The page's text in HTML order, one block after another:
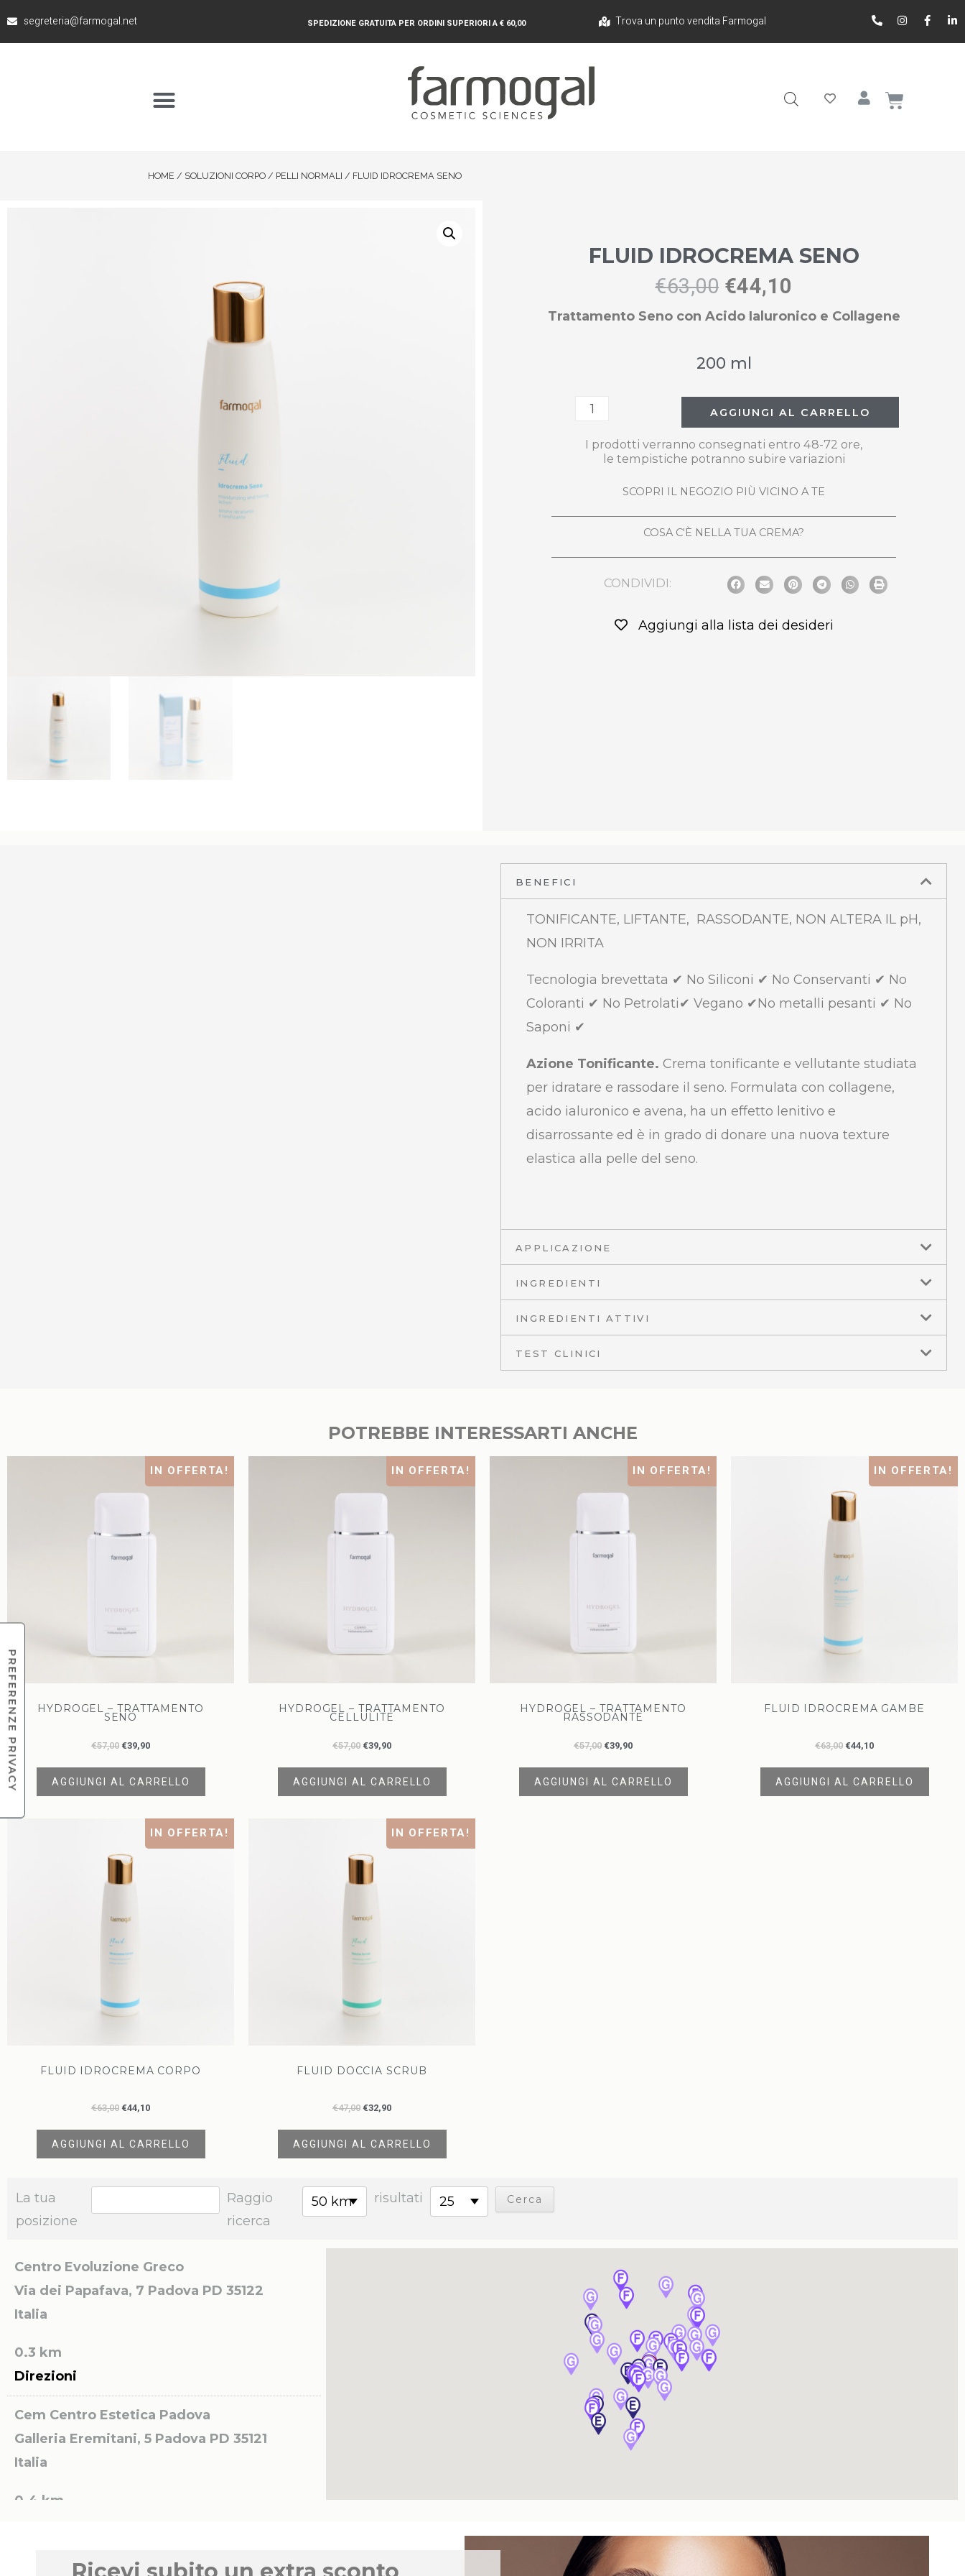
segreteria@farmogal.net SPEDIZIONE GRATUITA PER ORDINI SUPERIORI A € 60,00 Trova un punto vendita Farmogal
HOME / SOLUZIONI CORPO/ PELLI NORMALI / FLUID IDROCREMA SENO
FLUID IDROCREMA SENO
€63,00 €44,10
Trattamento Seno con Acido Ialuronico e Collagene
200 ml
AGGIUNGI AL CARRELLO
I prodotti verranno consegnati entro 48-72 ore,
le tempistiche potranno subire variazioni
SCOPRI IL NEGOZIO PIÙ VICINO A TE
COSA C'È NELLA TUA CREMA?
CONDIVIDI:
Aggiungi alla lista dei desideri
BENEFICI
TONIFICANTE, LIFTANTE, RASSODANTE, NON ALTERA IL pH,
NON IRRITA
Tecnologia brevettata ✔ No Siliconi ✔ No Conservanti ✔ No
Coloranti ✔ No Petrolati✔ Vegano ✔No metalli pesanti ✔ No
Saponi ✔
Azione Tonificante. Crema tonificante e vellutante studiata
per idratare e rassodare il seno. Formulata con collagene,
acido ialuronico e avena, ha un effetto lenitivo e
disarrossante ed è in grado di donare una nuova texture
elastica alla pelle del seno.
APPLICAZIONE
INGREDIENTI
INGREDIENTI ATTIVI
TEST CLINICI
POTREBBE INTERESSARTI ANCHE
IN OFFERTA!
HYDROGEL – TRATTAMENTO
SENO
€57,00 €39,90
AGGIUNGI AL CARRELLO
IN OFFERTA!
HYDROGEL – TRATTAMENTO
CELLULITE
€57,00 €39,90
AGGIUNGI AL CARRELLO
IN OFFERTA!
HYDROGEL – TRATTAMENTO
RASSODANTE
€57,00 €39,90
AGGIUNGI AL CARRELLO
IN OFFERTA!
FLUID IDROCREMA GAMBE
€63,00 €44,10
AGGIUNGI AL CARRELLO
IN OFFERTA!
FLUID IDROCREMA CORPO
€63,00 €44,10
AGGIUNGI AL CARRELLO
IN OFFERTA!
FLUID DOCCIA SCRUB
€47,00 €32,90
AGGIUNGI AL CARRELLO
La tua
posizione
Raggio
ricerca
50 km risultati 25
Centro Evoluzione Greco
Via dei Papafava, 7 Padova PD 35122
Italia
0.3 km
Direzioni
Cem Centro Estetica Padova
Galleria Eremitani, 5 Padova PD 35121
Italia
0.4 km
Centro di Bellezza L’ESTETICA di Rossella